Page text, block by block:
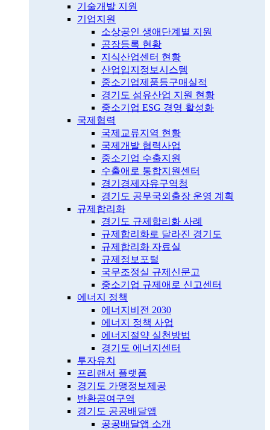
기술개발 지원
기업지원
소상공인 생애단계별 지원
공장등록 현황
지식산업센터 현황
산업입지정보시스템
중소기업제품등구매실적
경기도 섬유산업 지원 현황
중소기업 ESG 경영 활성화
국제협력
국제교류지역 현황
국제개발 협력사업
중소기업 수출지원
수출애로 통합지원센터
경기경제자유구역청
경기도 공무국외출장 운영 계획
규제합리화
경기도 규제합리화 사례
규제합리화로 달라진 경기도
규제합리화 자료실
규제정보포털
국무조정실 규제신문고
중소기업 규제애로 신고센터
에너지 정책
에너지비전 2030
에너지 정책 사업
에너지절약 실천방법
경기도 에너지센터
투자유치
프리랜서 플랫폼
경기도 가맹정보제공
반환공여구역
경기도 공공배달앱
공공배달앱 소개